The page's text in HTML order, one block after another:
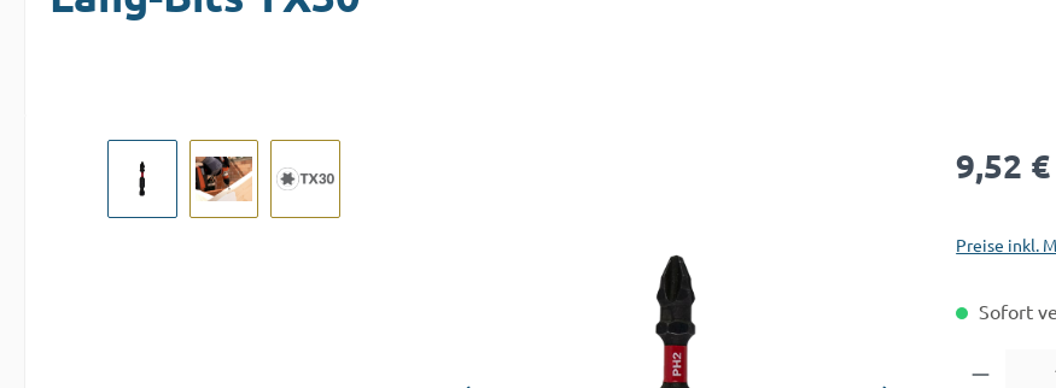
Bildergalerie überspringen Regulärer
9,52 €
Preise inkl.
Sofort